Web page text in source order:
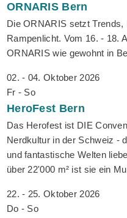
ORNARIS Bern
Die ORNARIS setzt
Rampenlicht. Vom 16. - 18.
ORNARIS wie gewohnt in
02. - 04. Oktober 2026
Fr - So
HeroFest Bern
Das Herofest ist DIE
Nerdkultur in der Schweiz -
und fantastische Welten
über 22'000 m² ist sie ein
22. - 25. Oktober 2026
Do - So